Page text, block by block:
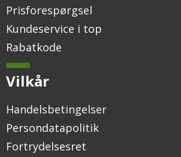
Prisforespørgsel
Kundeservice i top
Rabatkode
Vilkår
Handelsbetingelser
Persondatapolitik
Fortrydelsesret